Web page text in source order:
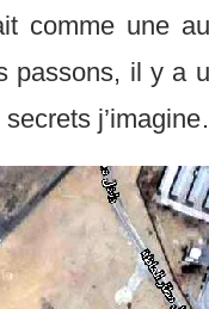
comme une
passons, il y a
secrets